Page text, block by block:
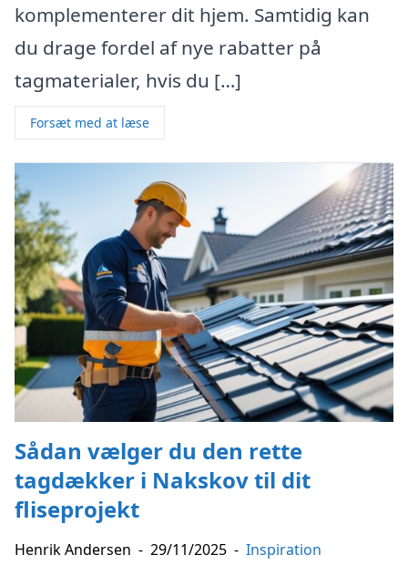
komplementerer dit hjem. Samtidig kan
du drage fordel af nye rabatter på
tagmaterialer, hvis du […]
Forsæt med at læse
Sådan vælger du den rette
tagdækker i Nakskov til dit
fliseprojekt
Henrik Andersen - 29/11/2025 - Inspiration